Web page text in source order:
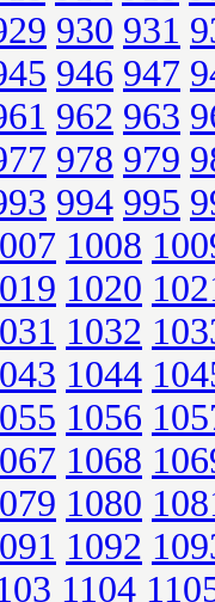
930 931
946 947
962 963
978 979
994 995
1008
1020
1032
1044
1056
1068
1080
1092
1104